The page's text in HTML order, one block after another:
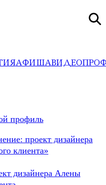
АФИШАВИДЕО
профиль
дизайнера Алены